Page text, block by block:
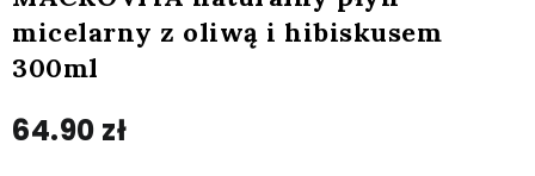
micelarny z oliwą i hibiskusem
300ml
64.90 zł